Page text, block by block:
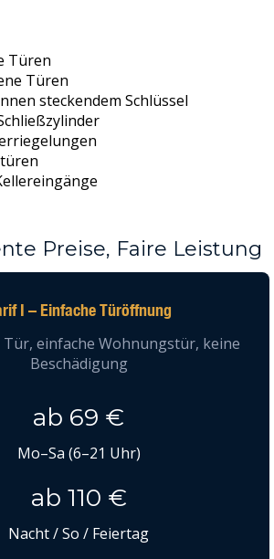
Türen
Türen
steckendem Schlüssel
Preise, Faire Leistung
I – Einfache Türöffnung
einfache Wohnungstür, keine
Beschädigung
ab 69 €
Mo–Sa (6–21 Uhr)
ab 110 €
Nacht / So / Feiertag